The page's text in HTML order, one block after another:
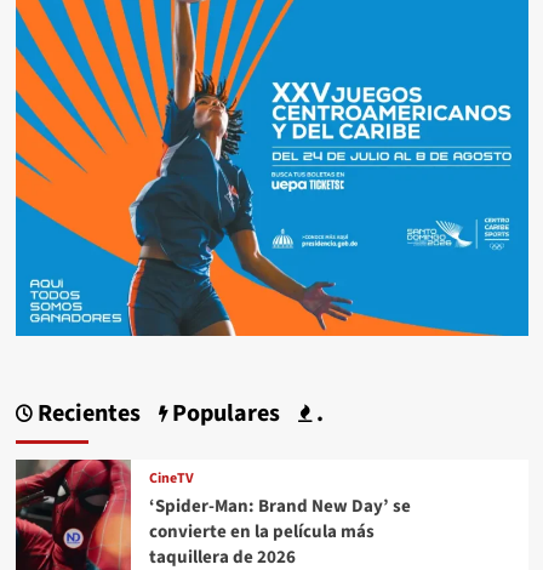
Recientes Populares .
CineTV
‘Spider-Man: Brand New Day’ se
convierte en la película más
taquillera de 2026